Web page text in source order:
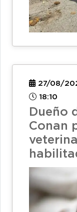
27/08/
18:10
Dueño
Conan